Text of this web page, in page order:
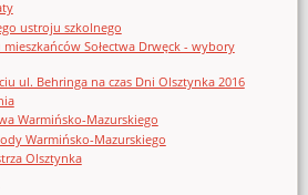
ustroju szkolnego
mieszkańców Sołectwa Drwęck - wybory
ul. Behringa na czas Dni Olsztynka 2016
Warmińsko-Mazurskiego
Warmińsko-Mazurskiego
Olsztynka